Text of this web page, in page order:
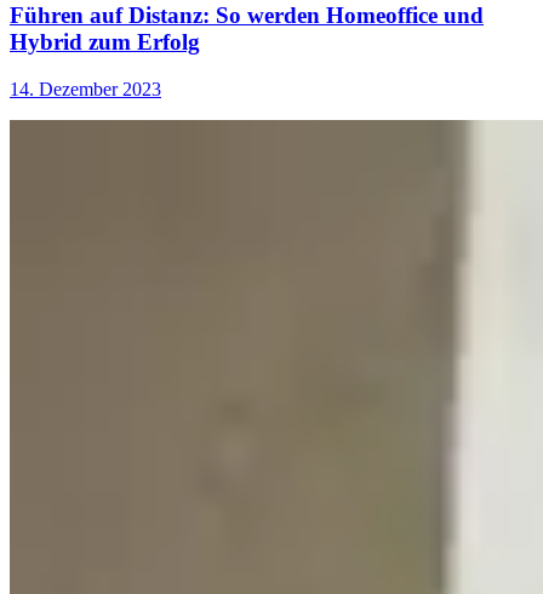
Führen auf Distanz: So werden Homeoffice und
Hybrid zum Erfolg
14. Dezember 2023